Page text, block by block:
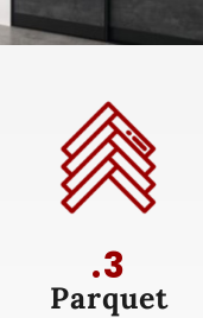
.3
Parquet